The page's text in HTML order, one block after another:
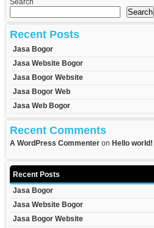
Search
Search
Recent Posts
Jasa Bogor
Jasa Website Bogor
Jasa Bogor Website
Jasa Bogor Web
Jasa Web Bogor
Recent Comments
A WordPress Commenter on Hello world!
Recent Posts
Jasa Bogor
Jasa Website Bogor
Jasa Bogor Website